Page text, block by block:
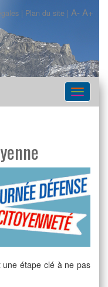
| Plan du site | A- A+
étape clé à ne pas